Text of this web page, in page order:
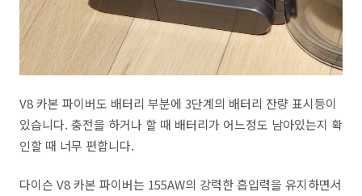
V8 카본 파이버도 배터리 부분에 3단계의 배터리 잔량 표시등이
있습니다. 충전을 하거나 할 때 배터리가 어느정도 남아있는지 확
인할 때 너무 편합니다.
다이슨 V8 카본 파이버는 155AW의 강력한 흡입력을 유지하면서